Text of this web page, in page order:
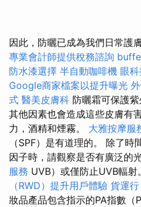
因此，防曬已成為我們日常護
專業會計師提供稅務諮詢
防水漆選擇 半自動咖啡機 眼
Google商家檔案以提升曝光
式 醫美皮膚科 防曬霜可保護
其他因素也會造成這些皮膚有
力，酒精和煙霧。 大雅按摩服
（SPF）是有道理的。 除了
因子時，請觀察是否有廣泛的
服務 UVB）或僅防止UVB輻射
（RWD）提升用戶體驗 貨運行
妝品產品包含指示的PA指數（